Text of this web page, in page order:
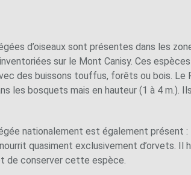
d’oiseaux sont présentes dans les
sur le Mont Canisy. Ces
des buissons touffus, forêts ou bois. Le
les bosquets mais en hauteur (1 à 4
nationalement est également présent
quasiment exclusivement d’orvets. Il
de conserver cette espèce.